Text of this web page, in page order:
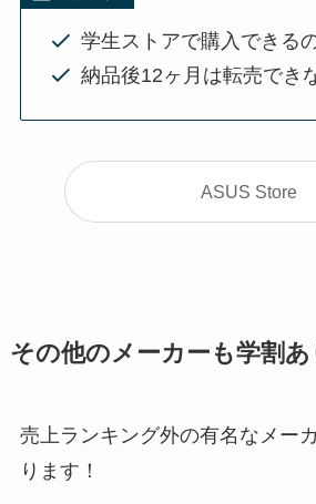
学生ストアで購入できる
納品後12ヶ月は転売でき
ASUS Store
その他のメーカーも学割あ
売上ランキング外の有名なメー
ります！